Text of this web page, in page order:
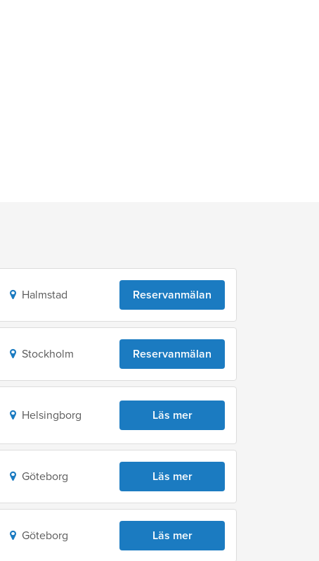
Halmstad Reservanmälan
Stockholm Reservanmälan
Helsingborg Läs mer
Göteborg Läs mer
Göteborg Läs mer